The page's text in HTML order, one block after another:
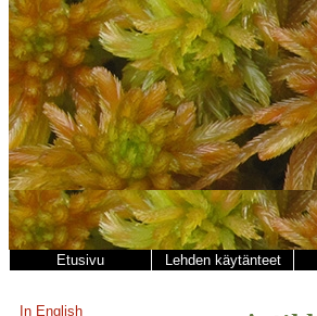
Etusivu Lehden käytänteet
In English